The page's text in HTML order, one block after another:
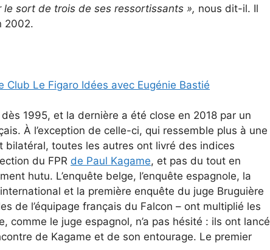
sort de trois de ses ressortissants », nous dit-il. Il
2002.
Club Le Figaro Idées avec Eugénie Bastié
1995, et la dernière a été close en 2018 par un
À l’exception de celle-ci, qui ressemble plus à une
bilatéral, toutes les autres ont livré des indices
du FPR de Paul Kagame, et pas du tout en
hutu. L’enquête belge, l’enquête espagnole, la
et la première enquête du juge Bruguière
de l’équipage français du Falcon – ont multiplié les
comme le juge espagnol, n’a pas hésité : ils ont lancé
de Kagame et de son entourage. Le premier